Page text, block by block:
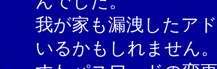
我が家も漏洩したア
いるかもしれません